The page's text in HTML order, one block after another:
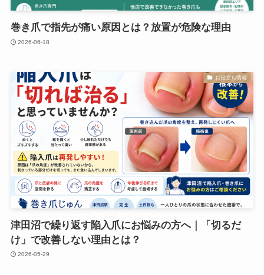
巻き爪で指先が痛い原因とは？放置が危険な理由
2026-06-18
お役立ち情報
津田沼で繰り返す陥入爪にお悩みの方へ｜「切るだ
け」で改善しない理由とは？
2026-05-29